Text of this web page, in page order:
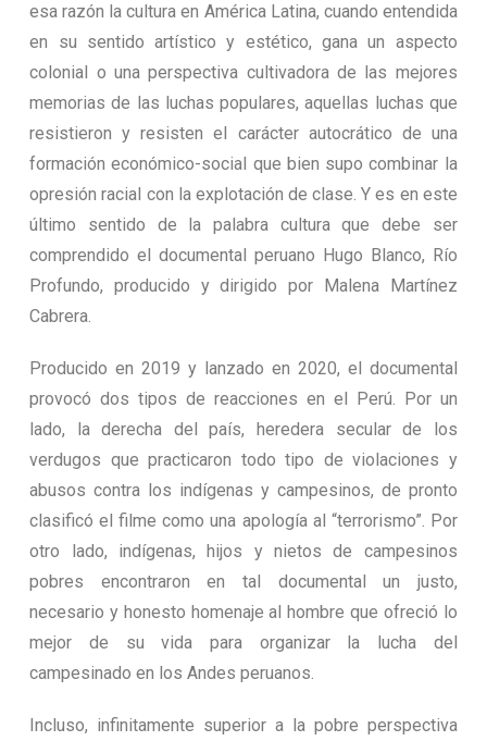
esa razón la cultura en América Latina, cuando entendida
en su sentido artístico y estético, gana un aspecto
colonial o una perspectiva cultivadora de las mejores
memorias de las luchas populares, aquellas luchas que
resistieron y resisten el carácter autocrático de una
formación económico-social que bien supo combinar la
opresión racial con la explotación de clase. Y es en este
último sentido de la palabra cultura que debe ser
comprendido el documental peruano Hugo Blanco, Río
Profundo, producido y dirigido por Malena Martínez
Cabrera.
Producido en 2019 y lanzado en 2020, el documental
provocó dos tipos de reacciones en el Perú. Por un
lado, la derecha del país, heredera secular de los
verdugos que practicaron todo tipo de violaciones y
abusos contra los indígenas y campesinos, de pronto
clasificó el filme como una apología al “terrorismo”. Por
otro lado, indígenas, hijos y nietos de campesinos
pobres encontraron en tal documental un justo,
necesario y honesto homenaje al hombre que ofreció lo
mejor de su vida para organizar la lucha del
campesinado en los Andes peruanos.
Incluso, infinitamente superior a la pobre perspectiva